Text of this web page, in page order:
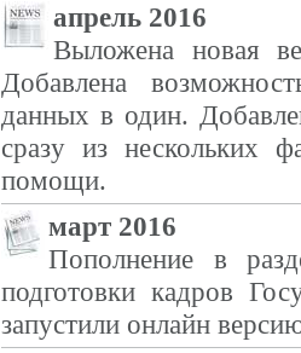
апрель 2016
Выложена новая
Добавлена
данных в один.
сразу из нескольких
помощи.
март 2016
Пополнение в
подготовки кадров
запустили онлайн